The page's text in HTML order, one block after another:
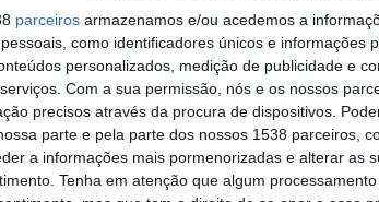
parceiros armazenamos e/ou acedemos a
como identificadores únicos e informações
personalizados, medição de publicidade e
Com a sua permissão, nós e os nossos
precisos através da procura de dispositivos.
parte e pela parte dos nossos 1538 parceiros,
a informações mais pormenorizadas e alterar as
Tenha em atenção que algum
3
VS
2
COMPETIÇÕES
RANKING POR COMPETIÇÕES
Campeonato Potiguar
2 (15,38%)